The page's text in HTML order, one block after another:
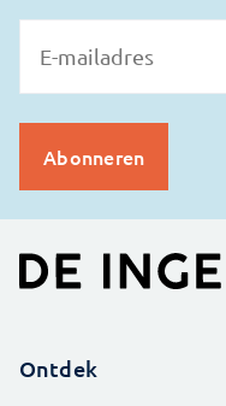
Ontdek